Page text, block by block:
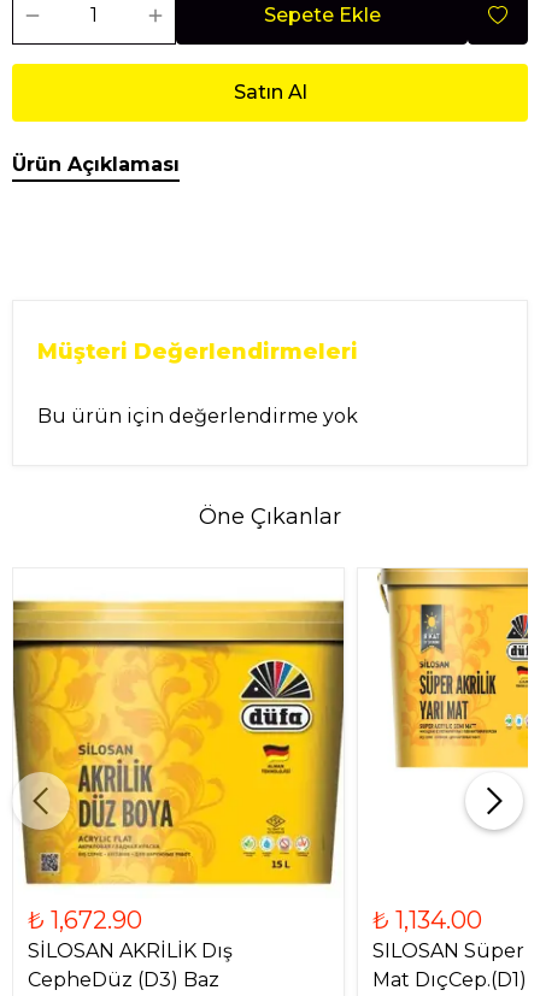
Sepete Ekle
Satın Al
Ürün Açıklaması
Müşteri Değerlendirmeleri
Bu ürün için değerlendirme yok
Öne Çıkanlar
₺ 1,672.90
SİLOSAN AKRİLİK Dış
CepheDüz (D3) Baz
₺ 1,134.00
SILOSAN Süper
Mat